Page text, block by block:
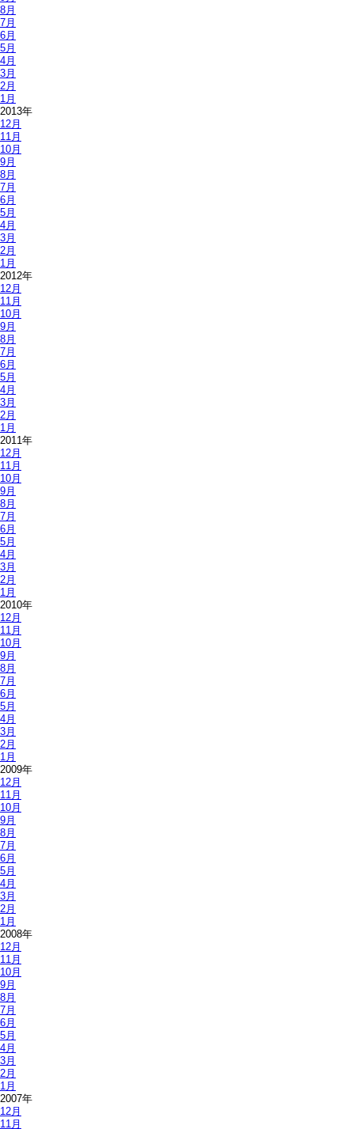
8月
7月
6月
5月
4月
3月
2月
1月
2013年
12月
11月
10月
9月
8月
7月
6月
5月
4月
3月
2月
1月
2012年
12月
11月
10月
9月
8月
7月
6月
5月
4月
3月
2月
1月
2011年
12月
11月
10月
9月
8月
7月
6月
5月
4月
3月
2月
1月
2010年
12月
11月
10月
9月
8月
7月
6月
5月
4月
3月
2月
1月
2009年
12月
11月
10月
9月
8月
7月
6月
5月
4月
3月
2月
1月
2008年
12月
11月
10月
9月
8月
7月
6月
5月
4月
3月
2月
1月
2007年
12月
11月